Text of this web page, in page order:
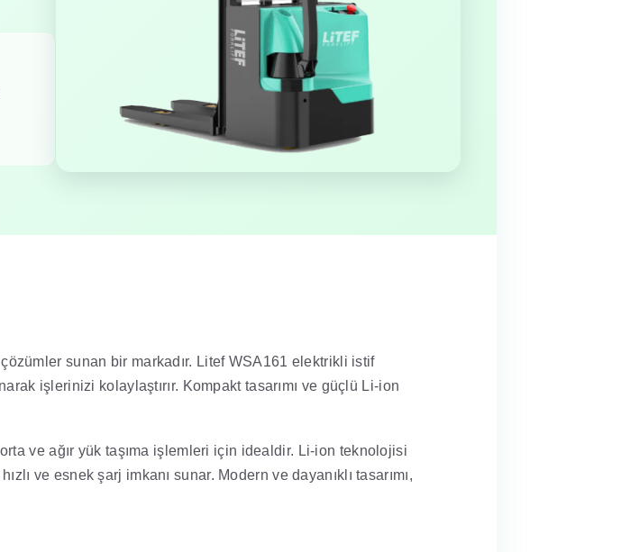
sunan bir markadır. Litef WSA161 elektrikli istif
işlerinizi kolaylaştırır. Kompakt tasarımı ve güçlü Li-ion
ve ağır yük taşıma işlemleri için idealdir. Li-ion teknolojisi
ve esnek şarj imkanı sunar. Modern ve dayanıklı tasarımı,